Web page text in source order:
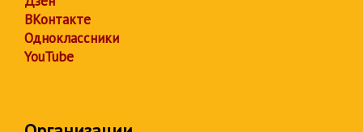
ВКонтакте
Одноклассники
YouTube